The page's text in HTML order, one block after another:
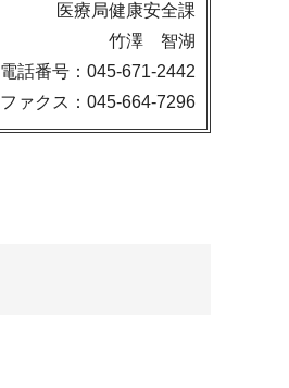
医療局健康安全課
竹澤 智湖
電話番号：045-671-2442
ファクス：045-664-7296